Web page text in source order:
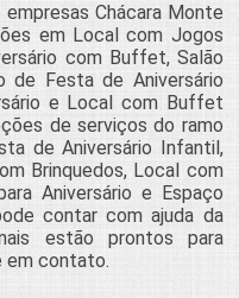
Chácara Monte
em Local com Jogos
com Buffet, Salão
de Festa de Aniversário
e Local com Buffet
de serviços do ramo
de Aniversário Infantil,
Brinquedos, Local com
Aniversário e Espaço
contar com ajuda da
estão prontos para
em contato.